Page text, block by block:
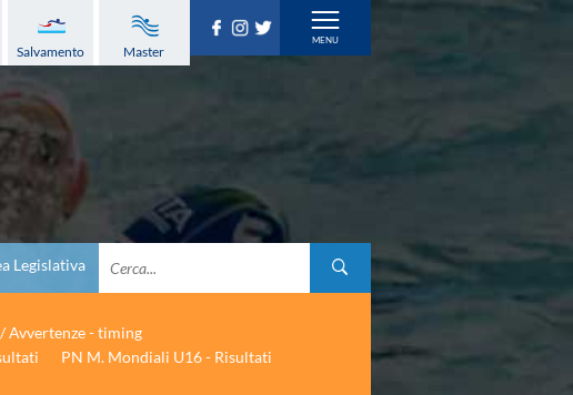
Salvamento Master
Legislativa
Avvertenze - timing
PN M. Mondiali U16 - Risultati